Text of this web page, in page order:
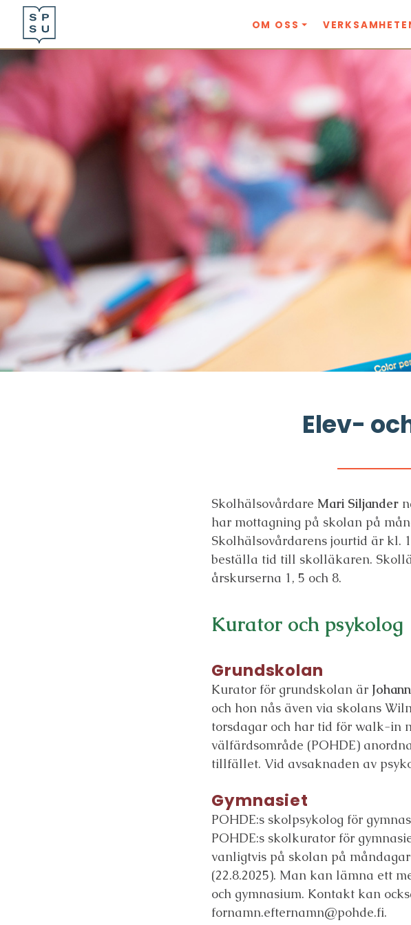
OM OSS
Elev-
Skolhälsovårdare Mari Siljander
har mottagning på skolan på
Skolhälsovårdarens jourtid är kl.
beställa tid till skolläkaren.
årskurserna 1, 5 och 8.
Kurator och psykolog
Grundskolan
Kurator för grundskolan är
och hon nås även via skolans
torsdagar och har tid för walk-in
välfärdsområde (POHDE)
tillfället. Vid avsaknaden av
Gymnasiet
POHDE:s skolpsykolog för
POHDE:s skolkurator för
vanligtvis på skolan på
(22.8.2025). Man kan lämna ett
och gymnasium. Kontakt kan
fornamn.efternamn@pohde.fi.